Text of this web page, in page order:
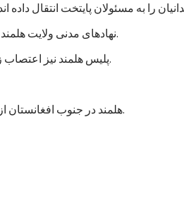
نهادهای مدنی ولایت هلمند نیز در اعلامیه ای از رئیس جمهوری جدید خواستند که به خواستهای مشروع زندانیان پاسخ مثبت داده شود.
پلیس هلمند نیز اعتصاب زندانیان این ولایت را تایید کرده و می گوید که برای تامین امنیت این زندان، شمار بیشتری نیرو فرستاده اند.
هلمند در جنوب افغانستان از ولایات ناامن است. در زندان هلمند در بین زندانیان جنایی، صدها نفر به اتهام شورشگری نیز زندانی هستند.